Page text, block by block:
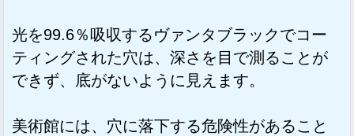
光を99.6％吸収するヴァンタブラックでコー
ティングされた穴は、深さを目で測ることが
できず、底がないように見えます。
美術館には、穴に落下する危険性があること